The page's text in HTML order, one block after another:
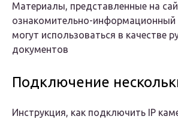
Материалы, представленные на
ознакомительно-информационный
могут использоваться в качестве
документов
Подключение
Инструкция, как подключить IP